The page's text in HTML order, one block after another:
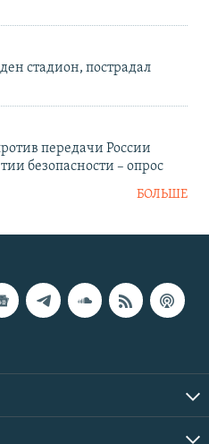
стадион, пострадал
передачи России
безопасности – опрос
БОЛЬШЕ